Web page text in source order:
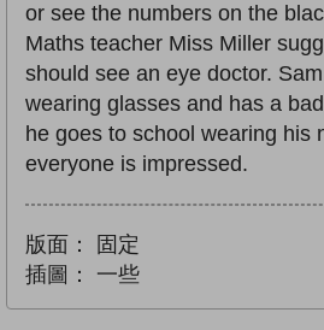
or see the numbers on the
Maths teacher Miss Miller
should see an eye doctor.
wearing glasses and has a
he goes to school wearing his
everyone is impressed.
版面：
固定
插圖：
一些